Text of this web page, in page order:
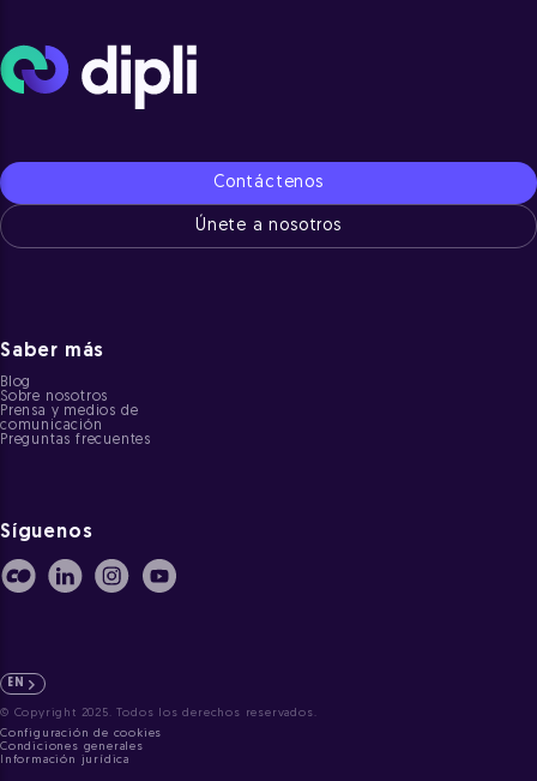
Contáctenos
Únete a nosotros
Saber más
Blog
Sobre nosotros
Prensa y medios de
comunicación
Preguntas frecuentes
Síguenos
Configuración de cookies
Condiciones generales
Información jurídica
EN
© Copyright 2025. Todos los derechos reservados.